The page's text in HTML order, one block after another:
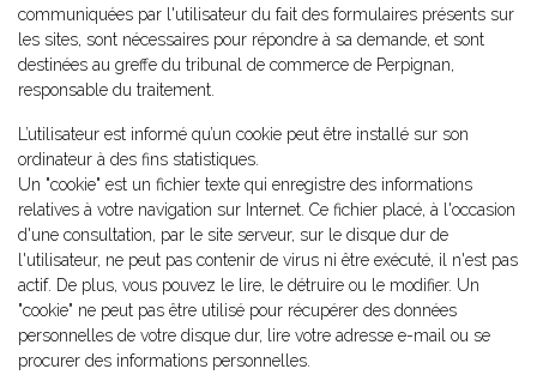
communiquées par l'utilisateur du fait des formulaires présents sur
les sites, sont nécessaires pour répondre à sa demande, et sont
destinées au greffe du tribunal de commerce de Perpignan,
responsable du traitement.
L’utilisateur est informé qu’un cookie peut être installé sur son
ordinateur à des fins statistiques.
Un "cookie" est un fichier texte qui enregistre des informations
relatives à votre navigation sur Internet. Ce fichier placé, à l'occasion
d'une consultation, par le site serveur, sur le disque dur de
l'utilisateur, ne peut pas contenir de virus ni être exécuté, il n'est pas
actif. De plus, vous pouvez le lire, le détruire ou le modifier. Un
"cookie" ne peut pas être utilisé pour récupérer des données
personnelles de votre disque dur, lire votre adresse e-mail ou se
procurer des informations personnelles.